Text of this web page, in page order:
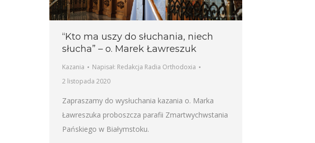
“Kto ma uszy do słuchania, niech
słucha” – o. Marek Ławreszuk
Kazania Napisał: Redakcja Radia Orthodoxia
2 listopada 2020
Zapraszamy do wysłuchania kazania o. Marka
Ławreszuka proboszcza parafii Zmartwychwstania
Pańskiego w Białymstoku.